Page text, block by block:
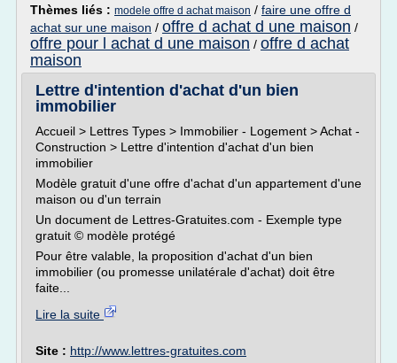
Thèmes liés : modele offre d achat maison / faire une offre d
achat sur une maison / offre d achat d une maison /
offre pour l achat d une maison / offre d achat
maison
Lettre d'intention d'achat d'un bien
immobilier
Accueil > Lettres Types > Immobilier - Logement > Achat -
Construction > Lettre d'intention d'achat d'un bien
immobilier
Modèle gratuit d'une offre d'achat d'un appartement d'une
maison ou d'un terrain
Un document de Lettres-Gratuites.com - Exemple type
gratuit © modèle protégé
Pour être valable, la proposition d'achat d'un bien
immobilier (ou promesse unilatérale d'achat) doit être
faite...
Lire la suite
Site : http://www.lettres-gratuites.com